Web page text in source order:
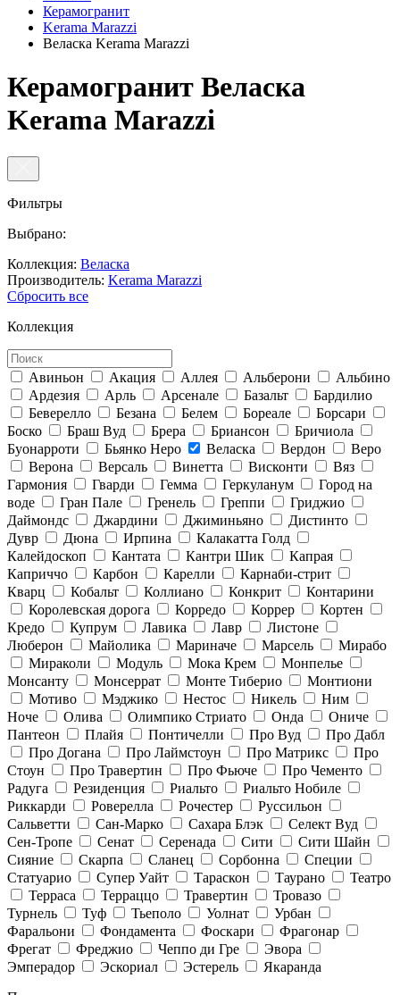
Керамогранит
Kerama Marazzi
Веласка Kerama Marazzi
Керамогранит Веласка
Kerama Marazzi
Фильтры
Выбрано:
Коллекция: Веласка
Производитель: Kerama Marazzi
Сбросить все
Коллекция
Авиньон Акация Аллея Альберони
Альбино
Ардезия
Арль Арсенале Базальт
Бардилио
Беверелло
Безана Белем Бореале
Борсари
Боско
Браш Вуд Брера Бриансон
Бричиола
Буонарроти
Бьянко Неро Веласка Вердон
Веро
Верона
Версаль Винетта Висконти
Вяз
Гармония
Гварди Гемма Геркуланум
Город на
воде
Гран Пале Гренель Греппи
Гриджио
Даймондс
Джардини Джиминьяно
Дистинто
Дувр
Дюна Ирпина
Калакатта Голд
Калейдоскоп
Кантата Кантри Шик
Капрая
Каприччо
Карбон Карелли
Карнаби-стрит
Кварц
Кобальт Коллиано Конкрит
Контарини
Королевская дорога
Корредо Коррер
Кортен
Кредо
Купрум Лавика Лавр
Листоне
Люберон
Майолика Мариначе Марсель
Мирабо
Мираколи
Модуль Мока Крем
Монпелье
Монсанту
Монсеррат Монте Тиберио
Монтиони
Мотиво
Мэджико Нестос Никель
Ним
Ноче
Олива Олимпико Стриато Онда
Ониче
Пантеон
Плайя Понтичелли Про Вуд
Про Дабл
Про Догана
Про Лаймстоун Про Матрикс
Про
Стоун
Про Травертин Про Фьюче
Про Чементо
Радуга
Резиденция Риальто
Риальто Нобиле
Риккарди
Роверелла Рочестер
Руссильон
Сальветти
Сан-Марко Сахара Блэк
Селект Вуд
Сен-Тропе
Сенат Серенада Сити
Сити Шайн
Сияние
Скарпа Сланец Сорбонна
Специи
Статуарио
Супер Уайт Тараскон Таурано
Театро
Терраса
Терраццо Травертин
Тровазо
Турнель
Туф Тьеполо Уолнат
Урбан
Фаральони
Фондамента Фоскари
Фрагонар
Фрегат
Фреджио Чеппо ди Гре
Эвора
Эмперадор
Эскориал Эстерель
Якаранда